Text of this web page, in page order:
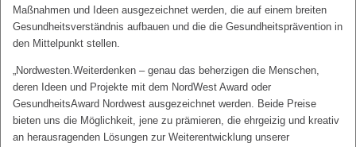
Maßnahmen und Ideen ausgezeichnet werden, die auf einem breiten
Gesundheitsverständnis aufbauen und die die Gesundheitsprävention in
den Mittelpunkt stellen.
„Nordwesten.Weiterdenken – genau das beherzigen die Menschen,
deren Ideen und Projekte mit dem NordWest Award oder
GesundheitsAward Nordwest ausgezeichnet werden. Beide Preise
bieten uns die Möglichkeit, jene zu prämieren, die ehrgeizig und kreativ
an herausragenden Lösungen zur Weiterentwicklung unserer